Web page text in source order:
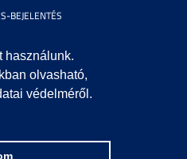
használunk.
olvasható,
védelméről.
BEJELENTÉS
ADATOK